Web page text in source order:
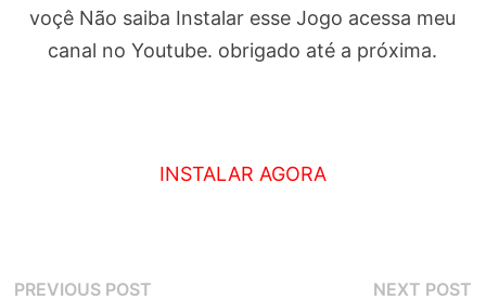
voçê Não saiba Instalar esse Jogo acessa meu
canal no Youtube. obrigado até a próxima.
INSTALAR AGORA
PREVIOUS POSTPrevious
NEXT POST